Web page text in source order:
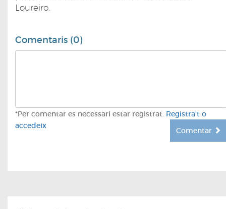
Loureiro.
Comentaris (0)
*Per comentar es necessari estar registrat. Registra't o
accedeix
Comentar